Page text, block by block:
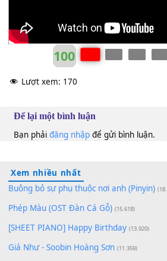
100
Lượt xem: 170
Để lại một bình luận
Bạn phảiđăng nhậpđể gửi bình luận.